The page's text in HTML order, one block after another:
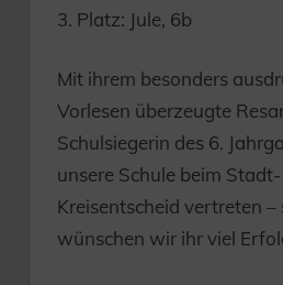
3. Platz: Jule, 6b
Mit ihrem besonders
Vorlesen überzeugte
Schulsiegerin des 6.
unsere Schule beim
Kreisentscheid vertreten
wünschen wir ihr viel